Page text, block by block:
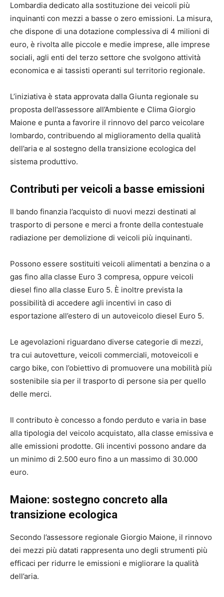
Lombardia dedicato alla sostituzione dei veicoli più
inquinanti con mezzi a basse o zero emissioni. La misura,
che dispone di una dotazione complessiva di 4 milioni di
euro, è rivolta alle piccole e medie imprese, alle imprese
sociali, agli enti del terzo settore che svolgono attività
economica e ai tassisti operanti sul territorio regionale.
L’iniziativa è stata approvata dalla Giunta regionale su
proposta dell’assessore all’Ambiente e Clima Giorgio
Maione e punta a favorire il rinnovo del parco veicolare
lombardo, contribuendo al miglioramento della qualità
dell’aria e al sostegno della transizione ecologica del
sistema produttivo.
Contributi per veicoli a basse emissioni
Il bando finanzia l’acquisto di nuovi mezzi destinati al
trasporto di persone e merci a fronte della contestuale
radiazione per demolizione di veicoli più inquinanti.
Possono essere sostituiti veicoli alimentati a benzina o a
gas fino alla classe Euro 3 compresa, oppure veicoli
diesel fino alla classe Euro 5. È inoltre prevista la
possibilità di accedere agli incentivi in caso di
esportazione all’estero di un autoveicolo diesel Euro 5.
Le agevolazioni riguardano diverse categorie di mezzi,
tra cui autovetture, veicoli commerciali, motoveicoli e
cargo bike, con l’obiettivo di promuovere una mobilità più
sostenibile sia per il trasporto di persone sia per quello
delle merci.
Il contributo è concesso a fondo perduto e varia in base
alla tipologia del veicolo acquistato, alla classe emissiva e
alle emissioni prodotte. Gli incentivi possono andare da
un minimo di 2.500 euro fino a un massimo di 30.000
euro.
Maione: sostegno concreto alla
transizione ecologica
Secondo l’assessore regionale Giorgio Maione, il rinnovo
dei mezzi più datati rappresenta uno degli strumenti più
efficaci per ridurre le emissioni e migliorare la qualità
dell’aria.